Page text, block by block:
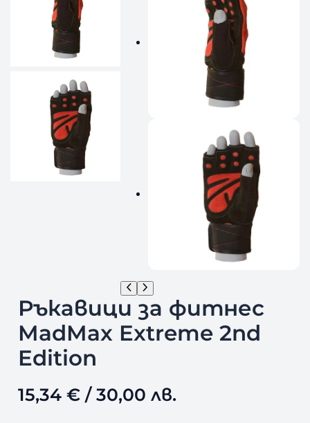
Ръкавици за фитнес
MadMax Extreme 2nd
Edition
15,34 €/ 30,00 лв.